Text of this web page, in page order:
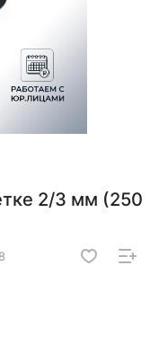
2/3 мм (250